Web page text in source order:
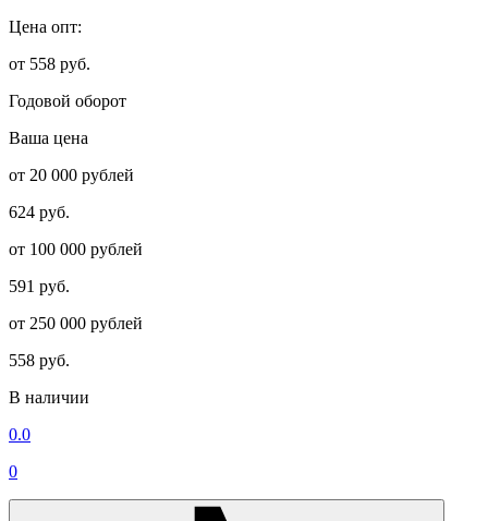
Цена опт:
от 558 руб.
Годовой оборот
Ваша цена
от 20 000 рублей
624 руб.
от 100 000 рублей
591 руб.
от 250 000 рублей
558 руб.
В наличии
0.0
0